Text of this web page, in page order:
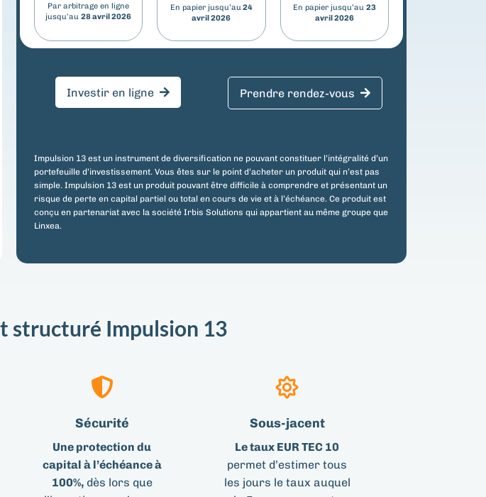
Par arbitrage en ligne
jusqu’au28 avril 2026
En papier jusqu’au24
avril 2026
En papier jusqu’au 23
avril 2026
Investir en ligne Prendre rendez-vous
Impulsion 13 est un instrument de diversification ne pouvant constituer l’intégralité d’un
portefeuille d’investissement. Vous êtes sur le point d’acheter un produit qui n’est pas
simple. Impulsion 13 est un produit pouvant être difficile à comprendre et présentant un
risque de perte en capital partiel ou total en cours de vie et à l’échéance. Ce produit est
conçu en partenariat avec la société Irbis Solutions qui appartient au même groupe que
Linxea.
structuré Impulsion 13
Sécurité
Une protection du
capital à l’échéance à
100%,dès lors que
Sous-jacent
Le taux EUR TEC 10
permet d’estimer tous
les jours le taux auquel